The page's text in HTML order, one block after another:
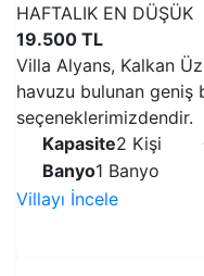
HAFTALIK EN DÜŞÜK
19.500 TL
Villa Alyans, Kalkan
havuzu bulunan geniş
seçeneklerimizdendir.
Kapasite2 Kişi
Banyo1 Banyo
Villayı İncele